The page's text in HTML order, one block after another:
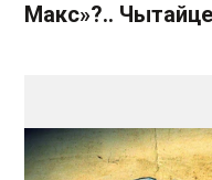
Макс»?..